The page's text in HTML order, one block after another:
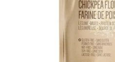
AJOUTER AU